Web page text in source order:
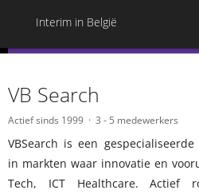
Interim in België
VB Search
Actief sinds 1999 3 - 5 medewerkers
VBSearch is een
in markten waar innovatie en
Tech, ICT Healthcare. Actief